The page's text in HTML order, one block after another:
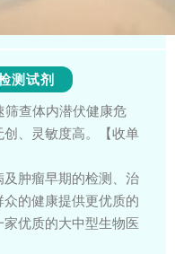
测试剂
筛查体内潜伏健康危
、灵敏度高。【收单
肿瘤早期的检测、治
的健康提供更优质的
优质的大中型生物医